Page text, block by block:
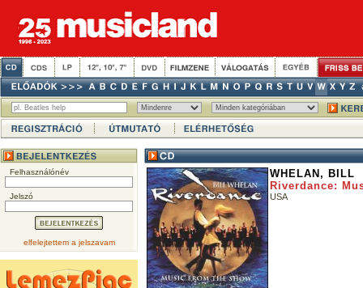
Felhasználónév
Jelszó
elfelejtettem a jelszavam
WHELAN, BILL
Riverdance:
USA